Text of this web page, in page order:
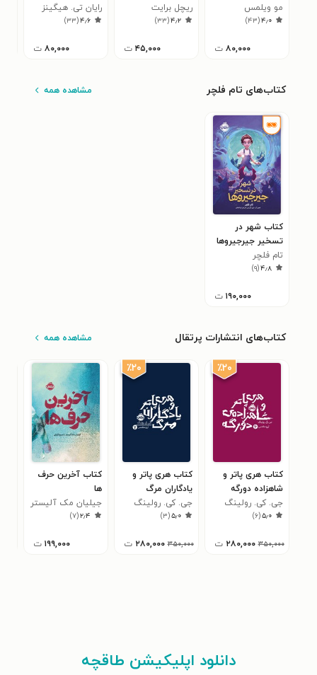
مو ویلمس
۴٫۰(۴۳)
۸۰,۰۰۰ ت
ریچل برایت
۴٫۲(۳۳)
۴۵,۰۰۰ ت
رایان تی. هیگینز
۴٫۶(۳۳)
۸۰,۰۰۰ ت
کتاب‌های تام فلچر مشاهده همه
کتاب شهر در
تسخیر جیرجیروها
تام فلچر
۴٫۸(۹)
۱۹۰,۰۰۰ ت
کتاب‌های انتشارات پرتقال مشاهده همه
٪۲۰
کتاب هری پاتر و
شاهزاده دورگه
جی. کی. رولینگ
۵٫۰(۶)
۳۵۰,۰۰۰ ۲۸۰,۰۰۰ ت
٪۲۰
کتاب هری پاتر و
یادگاران مرگ
جی. کی. رولینگ
۵٫۰(۳)
۳۵۰,۰۰۰ ۲۸۰,۰۰۰ ت
کتاب آخرین حرف
ها
جیلیان مک آلیستر
۲٫۴(۷)
۱۹۹,۰۰۰ ت
دانلود اپلیکیشن طاقچه